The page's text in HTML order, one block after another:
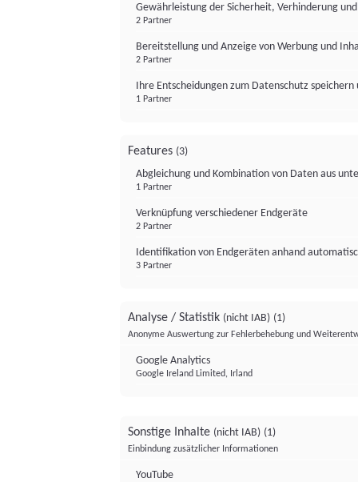
Gewährleistung der Sicherheit, Verhinderung
2 Partner
Bereitstellung und Anzeige von Werbung und
2 Partner
Ihre Entscheidungen zum Datenschutz
1 Partner
Features (3)
Abgleichung und Kombination von Daten aus
1 Partner
Verknüpfung verschiedener Endgeräte
2 Partner
Identifikation von Endgeräten anhand
3 Partner
Analyse / Statistik (nicht IAB) (1)
Anonyme Auswertung zur Fehlerbehebung und
Google Analytics
Google Ireland Limited, Irland
Sonstige Inhalte (nicht IAB) (1)
Einbindung zusätzlicher Informationen
YouTube